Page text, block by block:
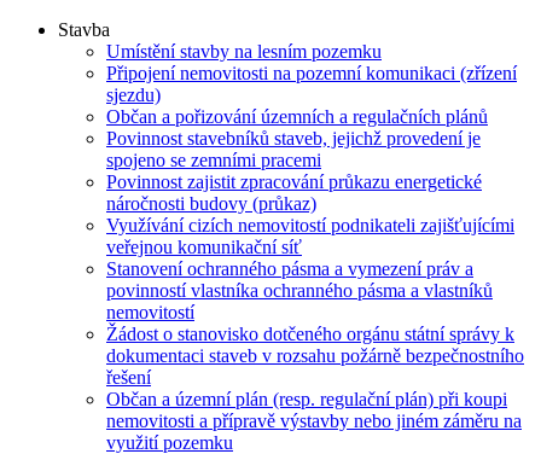
Stavba
Umístění stavby na lesním pozemku
Připojení nemovitosti na pozemní komunikaci (zřízení
sjezdu)
Občan a pořizování územních a regulačních plánů
Povinnost stavebníků staveb, jejichž provedení je
spojeno se zemními pracemi
Povinnost zajistit zpracování průkazu energetické
náročnosti budovy (průkaz)
Využívání cizích nemovitostí podnikateli zajišťujícími
veřejnou komunikační síť
Stanovení ochranného pásma a vymezení práv a
povinností vlastníka ochranného pásma a vlastníků
nemovitostí
Žádost o stanovisko dotčeného orgánu státní správy k
dokumentaci staveb v rozsahu požárně bezpečnostního
řešení
Občan a územní plán (resp. regulační plán) při koupi
nemovitosti a přípravě výstavby nebo jiném záměru na
využití pozemku